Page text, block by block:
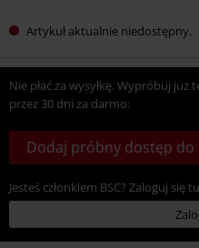
Artykuł aktualnie niedostępny.
Nie płać za wysyłkę. Wypróbuj już
przez 30 dni za darmo:
Dodaj próbny dostęp do
Jesteś członkiem BSC? Zaloguj się